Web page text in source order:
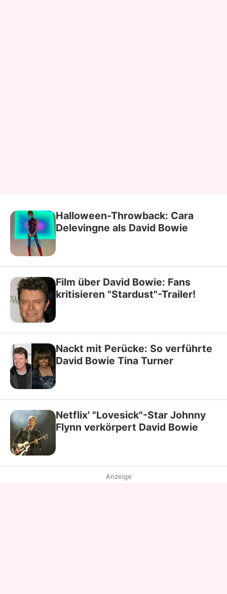
Halloween-Throwback: Cara
Delevingne als David Bowie
Film über David Bowie: Fans
kritisieren "Stardust"-Trailer!
Nackt mit Perücke: So verführte
David Bowie Tina Turner
Netflix' "Lovesick"-Star Johnny
Flynn verkörpert David Bowie
Anzeige